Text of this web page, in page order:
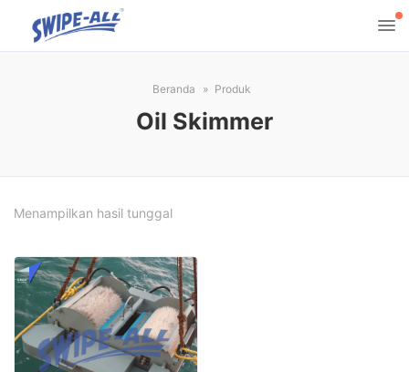
Beranda Produk
Oil Skimmer
Menampilkan hasil tunggal